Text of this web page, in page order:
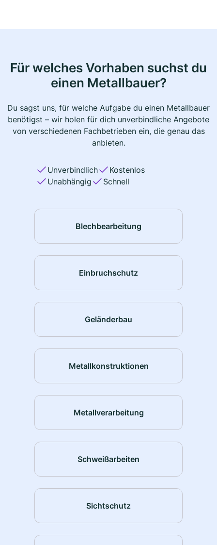
Für welches Vorhaben suchst du
einen Metallbauer?
Du sagst uns, für welche Aufgabe du einen Metallbauer
benötigst – wir holen für dich unverbindliche Angebote
von verschiedenen Fachbetrieben ein, die genau das
anbieten.
Unverbindlich
Kostenlos
Unabhängig
Schnell
Blechbearbeitung
Einbruchschutz
Geländerbau
Metallkonstruktionen
Metallverarbeitung
Schweißarbeiten
Sichtschutz